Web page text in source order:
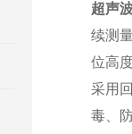
超声
续测
位高
采用
毒、